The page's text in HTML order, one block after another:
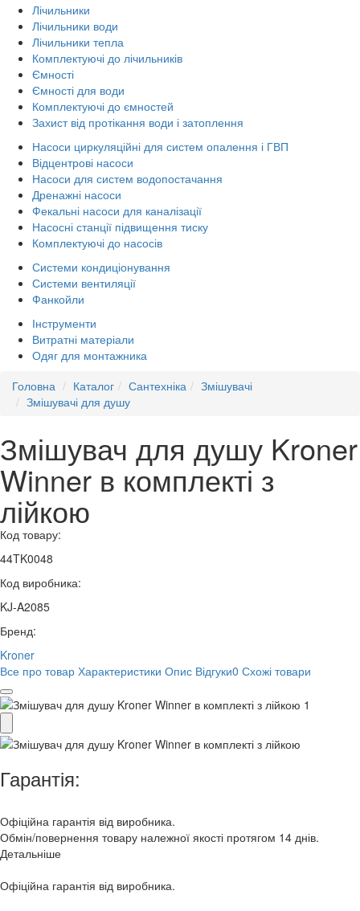
Лічильники
Лічильники води
Лічильники тепла
Комплектуючі до лічильників
Ємності
Ємності для води
Комплектуючі до ємностей
Захист від протікання води і затоплення
Насоси циркуляційні для систем опалення і ГВП
Відцентрові насоси
Насоси для систем водопостачання
Дренажні насоси
Фекальні насоси для каналізації
Насосні станції підвищення тиску
Комплектуючі до насосів
Системи кондиціонування
Системи вентиляції
Фанкойли
Інструменти
Витратні матеріали
Одяг для монтажника
Головна
Каталог Сантехніка
Змішувачі
Змішувачі для душу
Змішувач для душу Kroner
Winner в комплекті з
лійкою
Код товару:
44TK0048
Код виробника:
KJ-A2085
Бренд:
Kroner
Все про товар Характеристики Опис Відгуки0 Схожі товари
Гарантія:
Офіційна гарантія від виробника.
Обмін/повернення товару належної якості протягом 14 днів.
Детальніше
Офіційна гарантія від виробника.